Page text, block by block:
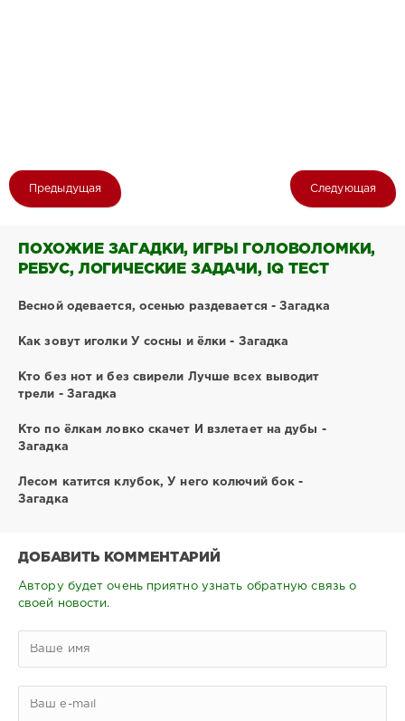
Предыдущая Следующая
ПОХОЖИЕ ЗАГАДКИ, ИГРЫ ГОЛОВОЛОМКИ,
РЕБУС, ЛОГИЧЕСКИЕ ЗАДАЧИ, IQ ТЕСТ
Весной одевается, осенью раздевается - Загадка
Как зовут иголки У сосны и ёлки - Загадка
Кто без нот и без свирели Лучше всех выводит
трели - Загадка
Кто по ёлкам ловко скачет И взлетает на дубы -
Загадка
Лесом катится клубок, У него колючий бок -
Загадка
ДОБАВИТЬ КОММЕНТАРИЙ
Автору будет очень приятно узнать обратную связь о
своей новости.